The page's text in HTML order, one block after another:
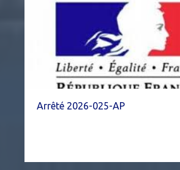
Arrêté 2026-025-AP